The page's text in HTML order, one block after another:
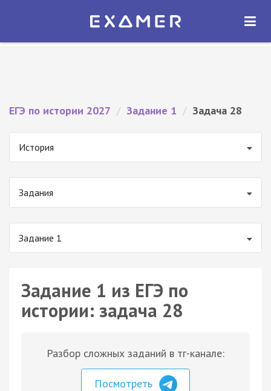
Экзамер — ЕГЭ 2027
ОТКРЫТЬ
ЕГЭ по истории 2027 / Задание 1 / Задача 28
История
Задания
Задание 1
Задание 1 из ЕГЭ по
истории: задача 28
Разбор сложных заданий в тг-канале:
Посмотреть